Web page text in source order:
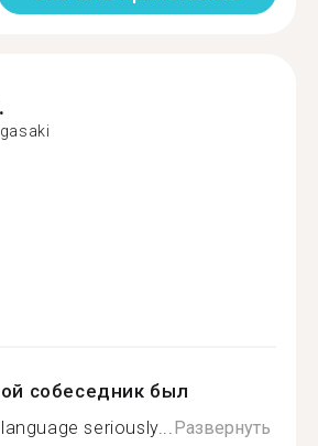
собеседник был
seriously...Развернуть